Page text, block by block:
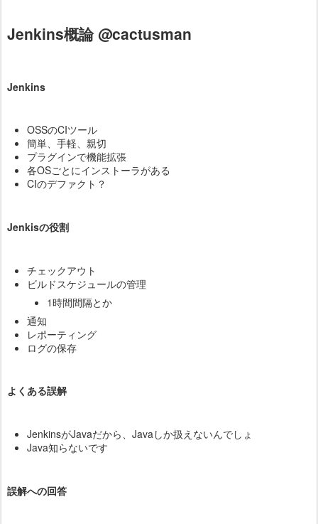
Jenkins概論 @cactusman
Jenkins
OSSのCIツール
簡単、手軽、親切
プラグインで機能拡張
各OSごとにインストーラがある
CIのデファクト？
Jenkisの役割
チェックアウト
ビルドスケジュールの管理
1時間間隔とか
通知
レポーティング
ログの保存
よくある誤解
JenkinsがJavaだから、Javaしか扱えないんでしょ
Java知らないです
誤解への回答